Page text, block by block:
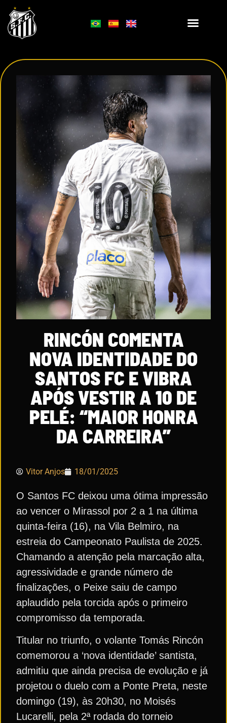
RINCÓN COMENTA
NOVA IDENTIDADE DO
SANTOS FC E VIBRA
APÓS VESTIR A 10 DE
PELÉ: “MAIOR HONRA
DA CARREIRA”
Vitor Anjos 18/01/2025
O Santos FC deixou uma ótima impressão
ao vencer o Mirassol por 2 a 1 na última
quinta-feira (16), na Vila Belmiro, na
estreia do Campeonato Paulista de 2025.
Chamando a atenção pela marcação alta,
agressividade e grande número de
finalizações, o Peixe saiu de campo
aplaudido pela torcida após o primeiro
compromisso da temporada.
Titular no triunfo, o volante Tomás Rincón
comemorou a ‘nova identidade’ santista,
admitiu que ainda precisa de evolução e já
projetou o duelo com a Ponte Preta, neste
domingo (19), às 20h30, no Moisés
Lucarelli, pela 2ª rodada do torneio